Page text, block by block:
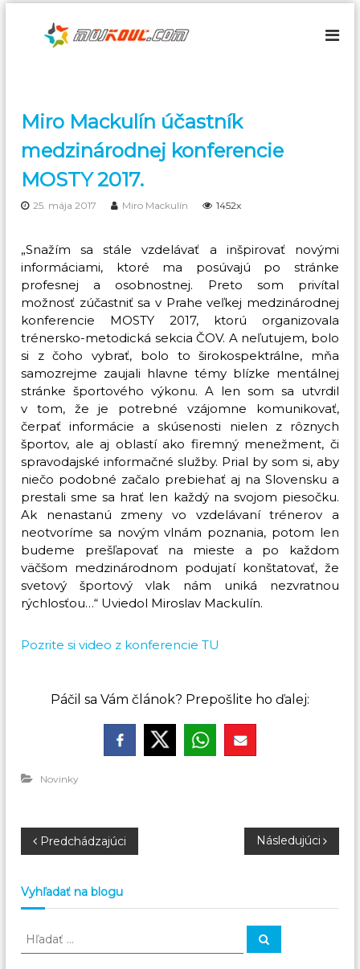
u
č
e
t
á
l
n
y
t
r
é
n
i
n
g
a
k
o
u
č
i
n
g
Miro Mackulín účastník
medzinárodnej konferencie
MOSTY 2017.
25. mája 2017 Miro Mackulín 1452x
„Snažím sa stále vzdelávať a inšpirovať novými
informáciami, ktoré ma posúvajú po stránke
profesnej a osobnostnej. Preto som privítal
možnosť zúčastniť sa v Prahe veľkej medzinárodnej
konferencie MOSTY 2017, ktorú organizovala
trénersko-metodická sekcia ČOV. A neľutujem, bolo
si z čoho vybrať, bolo to širokospektrálne, mňa
samozrejme zaujali hlavne témy blízke mentálnej
stránke športového výkonu. A len som sa utvrdil
v tom, že je potrebné vzájomne komunikovať,
čerpať informácie a skúsenosti nielen z rôznych
športov, ale aj oblastí ako firemný menežment, či
spravodajské informačné služby. Prial by som si, aby
niečo podobné začalo prebiehať aj na Slovensku a
prestali sme sa hrať len každý na svojom piesočku.
Ak nenastanú zmeny vo vzdelávaní trénerov a
neotvoríme sa novým vlnám poznania, potom len
budeme prešľapovať na mieste a po každom
väčšom medzinárodnom podujatí konštatovať, že
svetový športový vlak nám uniká nezvratnou
rýchlosťou…“ Uviedol Miroslav Mackulín.
Pozrite si video z konferencie TU
Páčil sa Vám článok? Prepošlite ho ďalej:
Novinky
N
a
v
i
Predchádzajúci Následujúci
Vyhľadať na blogu
V
H
ľ